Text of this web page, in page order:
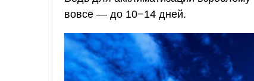
вовсе — до 10−14 дней.